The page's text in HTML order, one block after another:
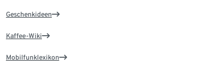
Geschenkideen
Kaffee-Wiki
Mobilfunklexikon